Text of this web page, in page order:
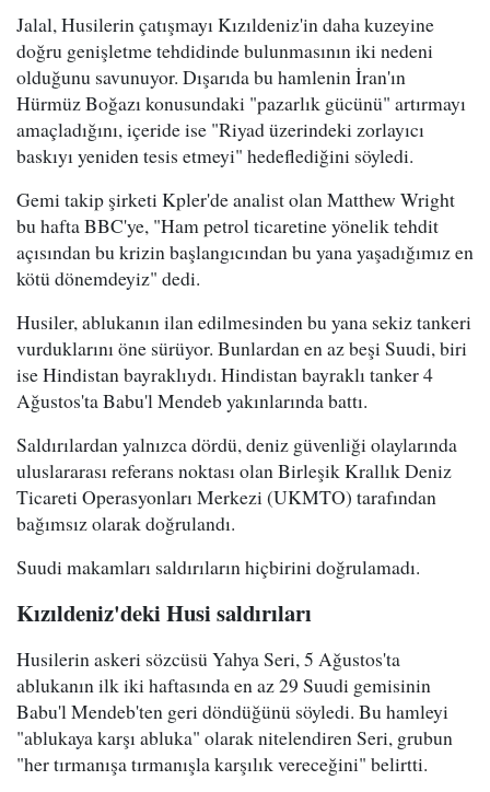
Jalal, Husilerin çatışmayı Kızıldeniz'in daha kuzeyine
doğru genişletme tehdidinde bulunmasının iki nedeni
olduğunu savunuyor. Dışarıda bu hamlenin İran'ın
Hürmüz Boğazı konusundaki "pazarlık gücünü" artırmayı
amaçladığını, içeride ise "Riyad üzerindeki zorlayıcı
baskıyı yeniden tesis etmeyi" hedeflediğini söyledi.
Gemi takip şirketi Kpler'de analist olan Matthew Wright
bu hafta BBC'ye, "Ham petrol ticaretine yönelik tehdit
açısından bu krizin başlangıcından bu yana yaşadığımız en
kötü dönemdeyiz" dedi.
Husiler, ablukanın ilan edilmesinden bu yana sekiz tankeri
vurduklarını öne sürüyor. Bunlardan en az beşi Suudi, biri
ise Hindistan bayraklıydı. Hindistan bayraklı tanker 4
Ağustos'ta Babu'l Mendeb yakınlarında battı.
Saldırılardan yalnızca dördü, deniz güvenliği olaylarında
uluslararası referans noktası olan Birleşik Krallık Deniz
Ticareti Operasyonları Merkezi (UKMTO) tarafından
bağımsız olarak doğrulandı.
Suudi makamları saldırıların hiçbirini doğrulamadı.
Kızıldeniz'deki Husi saldırıları
Husilerin askeri sözcüsü Yahya Seri, 5 Ağustos'ta
ablukanın ilk iki haftasında en az 29 Suudi gemisinin
Babu'l Mendeb'ten geri döndüğünü söyledi. Bu hamleyi
"ablukaya karşı abluka" olarak nitelendiren Seri, grubun
"her tırmanışa tırmanışla karşılık vereceğini" belirtti.